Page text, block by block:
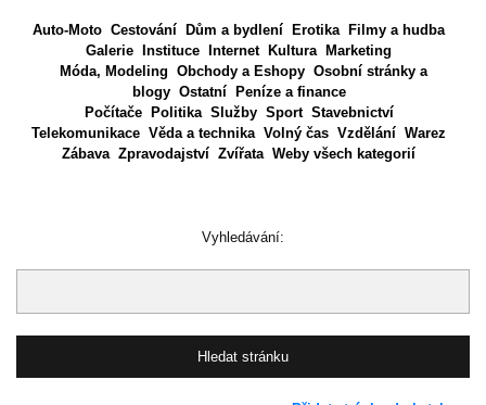
Auto-Moto Cestování Dům a bydlení Erotika
Filmy a hudba
Galerie
Instituce Internet Kultura
Marketing
Móda, Modeling Obchody a Eshopy Osobní stránky a
blogy Ostatní
Peníze a finance
Počítače
Politika Služby Sport Stavebnictví
Telekomunikace Věda a technika Volný čas Vzdělání Warez
Zábava Zpravodajství Zvířata Weby všech kategorií
Vyhledávání: